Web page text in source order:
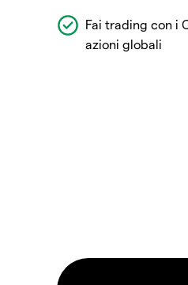
Fai trading con i
azioni globali